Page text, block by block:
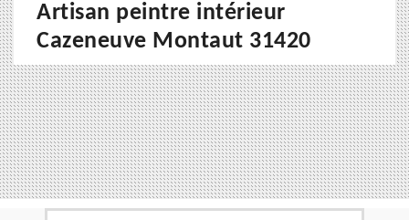
Artisan peintre intérieur
Cazeneuve Montaut 31420